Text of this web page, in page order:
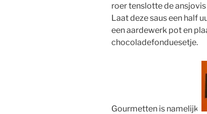
roer tenslotte de
Laat deze saus een half
een aardewerk pot en
chocoladefonduesetje.
Gourmetten is namelijk: